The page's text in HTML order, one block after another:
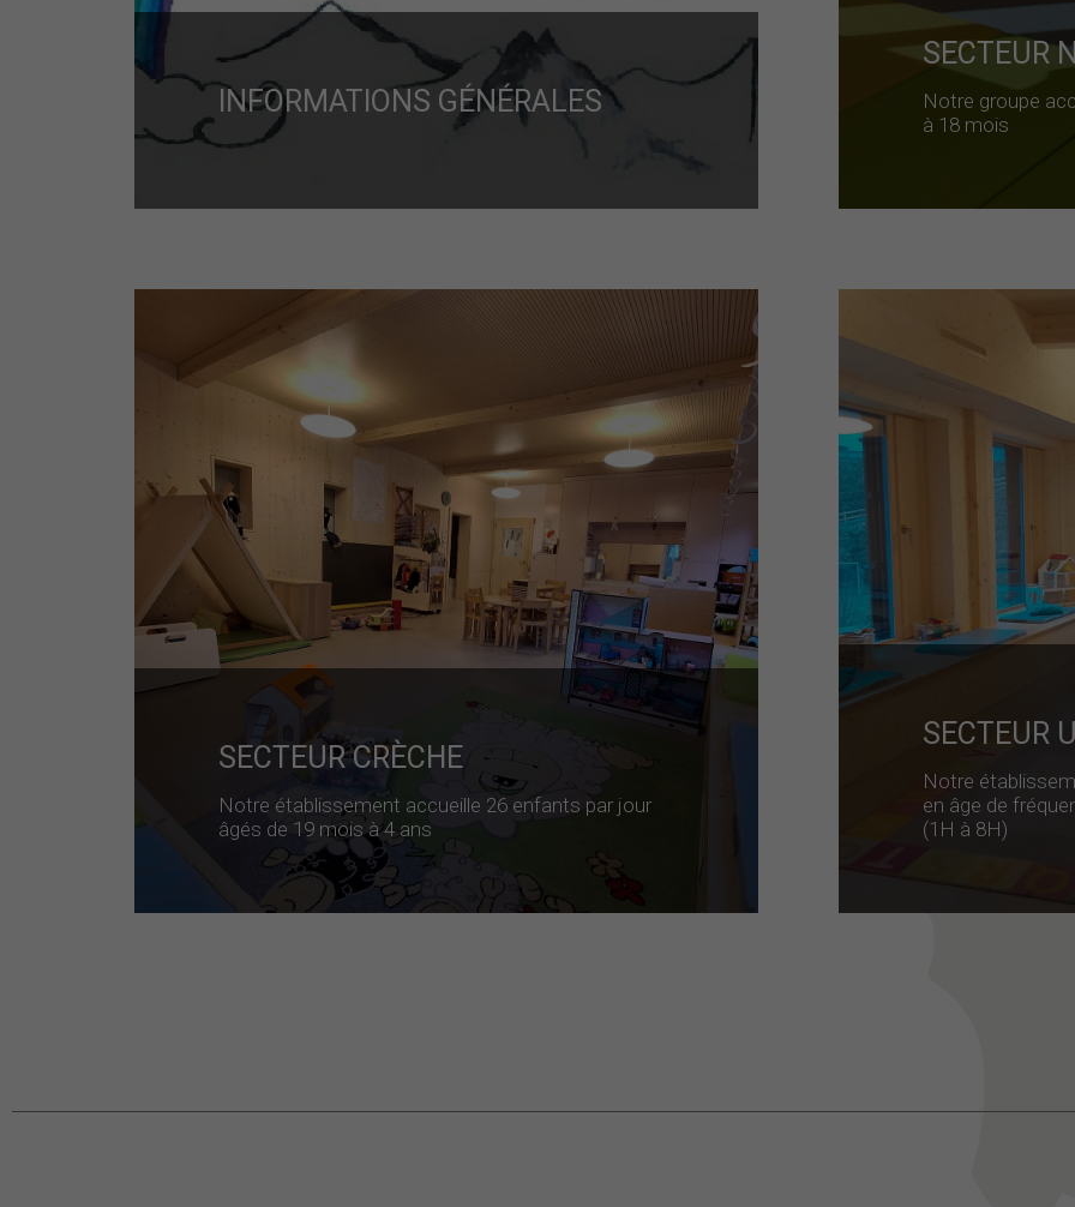
INFORMATIONS GÉNÉRALES
SECTEUR
Notre groupe
à 18 mois
SECTEUR CRÈCHE
Notre établissement accueille 26 enfants par jour
âgés de 19 mois à 4 ans
SECTEUR
Notre
en âge de
(1H à 8H)